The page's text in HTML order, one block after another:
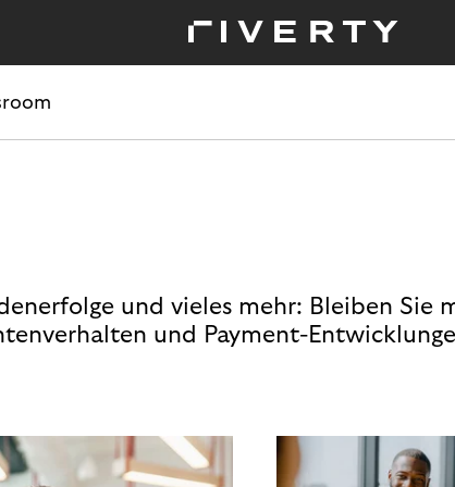
und vieles mehr: Bleiben Sie
und Payment-